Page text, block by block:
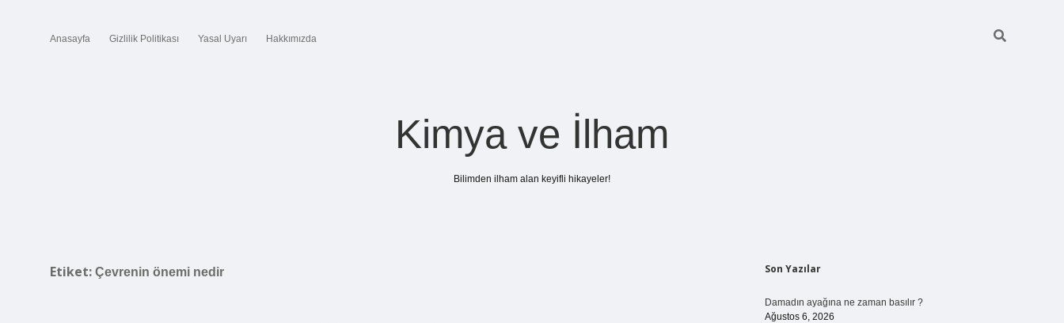
Anasayfa Gizlilik Politikası Yasal Uyarı Hakkımızda
Kimya ve İlham
Bilimden ilham alan keyifli hikayeler!
Etiket: Çevrenin önemi nedir Sidebar
Son Yazılar
Damadın ayağına ne zaman basılır ?
Ağustos 6, 2026